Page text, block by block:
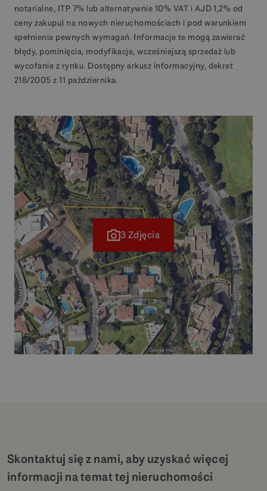
notarialne, ITP 7% lub alternatywnie 10% VAT i AJD 1,2% od
ceny zakupu) na nowych nieruchomościach i pod warunkiem
spełnienia pewnych wymagań. Informacje te mogą zawierać
błędy, pominięcia, modyfikacje, wcześniejszą sprzedaż lub
wycofanie z rynku. Dostępny arkusz informacyjny, dekret
218/2005 z 11 października.
3 Zdjęcia
Skontaktuj się z nami, aby uzyskać więcej
informacji na temat tej nieruchomości